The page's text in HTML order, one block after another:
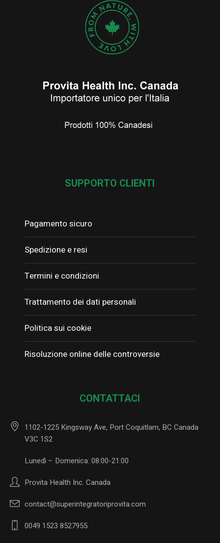
SUPPORTO CLIENTI
Pagamento sicuro
Spedizione e resi
Termini e condizioni
Trattamento dei dati personali
Politica sui cookie
Risoluzione online delle controversie
CONTATTACI
1102-1225 Kingsway Ave, Port Coquitlam, BC Canada
V3C 1S2
Lunedì – Domenica: 08:00-21:00
Provita Health Inc. Canada
contact@superintegratoriprovita.com
0049 1523 8527955